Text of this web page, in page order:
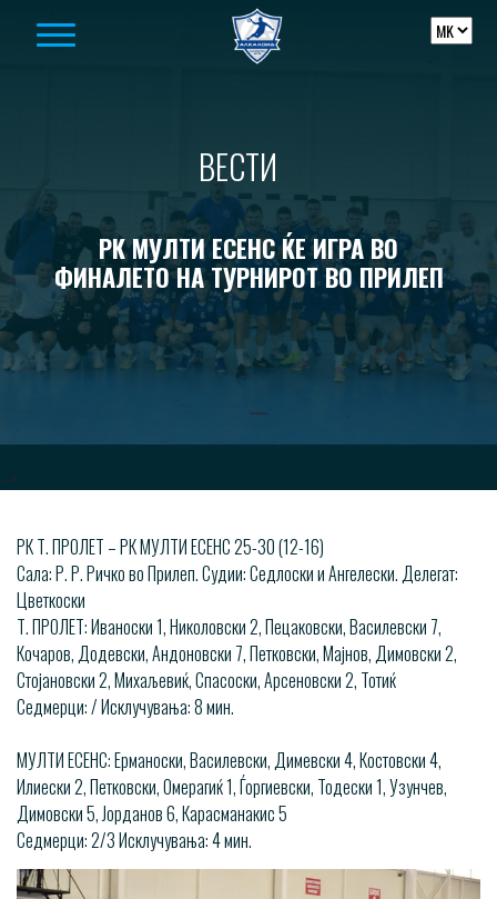
ВЕСТИ
РК МУЛТИ ЕСЕНС ЌЕ ИГРА ВО
ФИНАЛЕТО НА ТУРНИРОТ ВО ПРИЛЕП
-->
РК Т. ПРОЛЕТ – РК МУЛТИ ЕСЕНС 25-30 (12-16)
Сала: Р. Р. Ричко во Прилеп. Судии: Седлоски и Ангелески. Делегат:
Цветкоски
Т. ПРОЛЕТ: Иваноски 1, Николовски 2, Пецаковски, Василевски 7,
Кочаров, Додевски, Андоновски 7, Петковски, Мајнов, Димовски 2,
Стојановски 2, Михаљевиќ, Спасоски, Арсеновски 2, Тотиќ
Седмерци: / Исклучувања: 8 мин.
МУЛТИ ЕСЕНС: Ерманоски, Василевски, Димевски 4, Костовски 4,
Илиески 2, Петковски, Омерагиќ 1, Ѓоргиевски, Тодески 1, Узунчев,
Димовски 5, Јорданов 6, Карасманакис 5
Седмерци: 2/3 Исклучувања: 4 мин.